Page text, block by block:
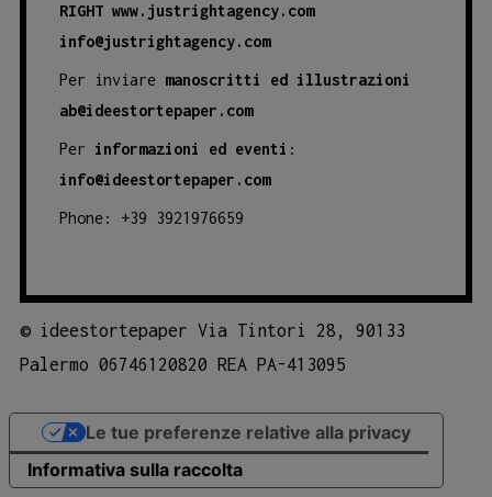
RIGHT www.justrightagency.com
info@justrightagency.com
Per inviare manoscritti ed illustrazioni
ab@ideestortepaper.com
Per informazioni ed eventi :
info@ideestortepaper.com
Phone: +39 3921976659
© ideestortepaper Via Tintori 28, 90133
Palermo 06746120820 REA PA-413095
Informativa sulla raccolta
Le tue preferenze relative alla privacy